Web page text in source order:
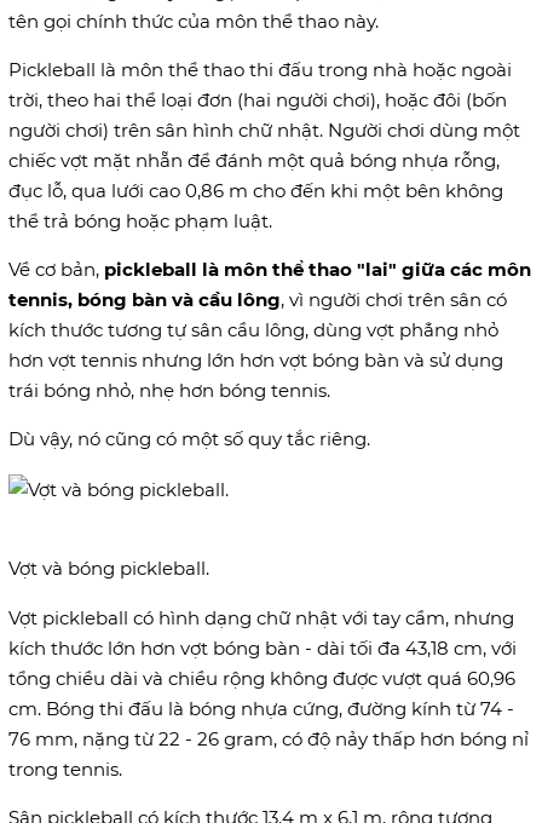
tên gọi chính thức của môn thể thao này.
Pickleball là môn thể thao thi đấu trong nhà hoặc ngoài
trời, theo hai thể loại đơn (hai người chơi), hoặc đôi (bốn
người chơi) trên sân hình chữ nhật. Người chơi dùng một
chiếc vợt mặt nhẵn để đánh một quả bóng nhựa rỗng,
đục lỗ, qua lưới cao 0,86 m cho đến khi một bên không
thể trả bóng hoặc phạm luật.
Về cơ bản, pickleball là môn thể thao "lai" giữa các môn
tennis, bóng bàn và cầu lông, vì người chơi trên sân có
kích thước tương tự sân cầu lông, dùng vợt phẳng nhỏ
hơn vợt tennis nhưng lớn hơn vợt bóng bàn và sử dụng
trái bóng nhỏ, nhẹ hơn bóng tennis.
Dù vậy, nó cũng có một số quy tắc riêng.
Vợt và bóng pickleball.
Vợt pickleball có hình dạng chữ nhật với tay cầm, nhưng
kích thước lớn hơn vợt bóng bàn - dài tối đa 43,18 cm, với
tổng chiều dài và chiều rộng không được vượt quá 60,96
cm. Bóng thi đấu là bóng nhựa cứng, đường kính từ 74 -
76 mm, nặng từ 22 - 26 gram, có độ nảy thấp hơn bóng nỉ
trong tennis.
Sân pickleball có kích thước 13,4 m x 6,1 m, rộng tương